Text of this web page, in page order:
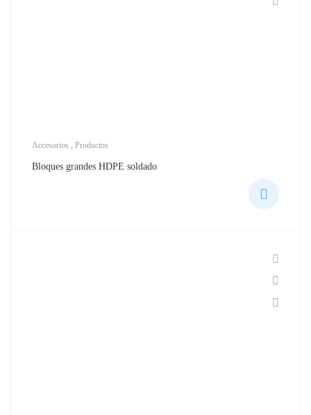
Accesorios , Productos
Bloques grandes HDPE soldado